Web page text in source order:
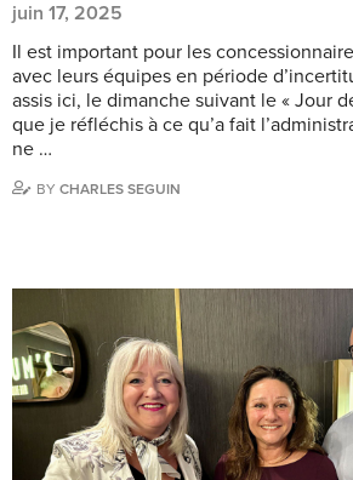
juin 17, 2025
Il est important pour les
avec leurs équipes en période
assis ici, le dimanche suivant le « Jour
que je réfléchis à ce qu’a fait
ne …
BY CHARLES SEGUIN